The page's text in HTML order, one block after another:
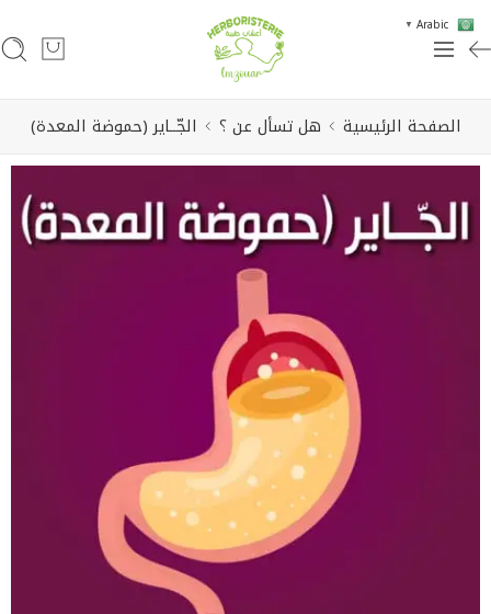
الصفحة الرئيسية هل تسأل عن ؟ الجّــاير (حموضة المعدة)
Arabic
▼